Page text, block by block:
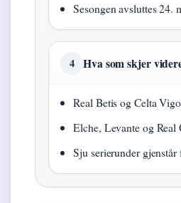
Sesongen avsluttes 24.
4 Hva som skjer
Real Betis og Celta
Elche, Levante og
Sju serierunder